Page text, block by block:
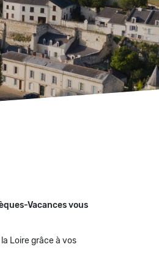
Vacances vous
Loire grâce à vos